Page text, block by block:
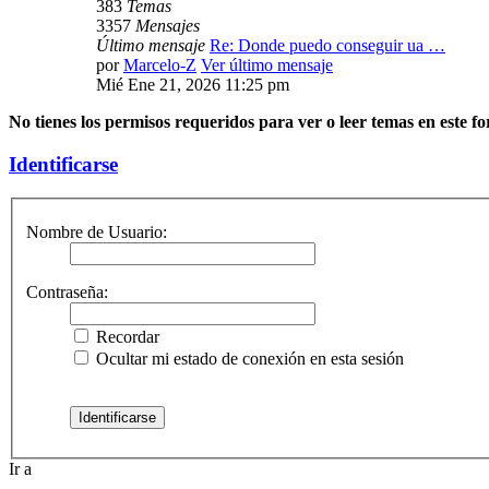
383 Temas
3357 Mensajes
Último mensaje Re: Donde puedo conseguir ua …
porMarcelo-Z Ver último mensaje
Mié Ene 21, 2026 11:25 pm
No tienes los permisos requeridos para ver o leer temas en este
Identificarse
Nombre de Usuario:
Contraseña:
Recordar
Ocultar mi estado de conexión en esta sesión
Ir a